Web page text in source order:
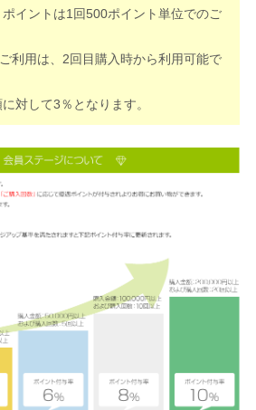
ポイントは1回500ポイント単位でのご
利用は、2回目購入時から利用可能で
対して3％となります。